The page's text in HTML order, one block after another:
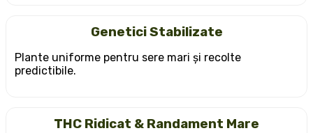
Genetici Stabilizate
Plante uniforme pentru sere mari și recolte
predictibile.
THC Ridicat & Randament Mare